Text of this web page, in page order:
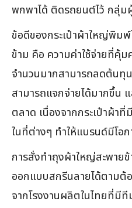
พกพาได้ ติดรถยนต์ไว้ กลุ่ม
ข้อดีของกระเป๋าผ้าใหญ่พิม
ข้าม คือ ความค่าใช้จ่ายที่คุ้ม
จำนวนมากสามารถลดต้นทุ
สามารถแจกจ่ายได้มากขึ้น
ตลาด เนื่องจากกระเป๋าผ้า
ในที่ต่างๆ ทำให้แบรนด์มีโอ
การสั่งทำถุงผ้าใหญ่สะพาย
ออกแบบสกรีนลายได้ตามต้
จากโรงงานผลิตในไทยที่มี